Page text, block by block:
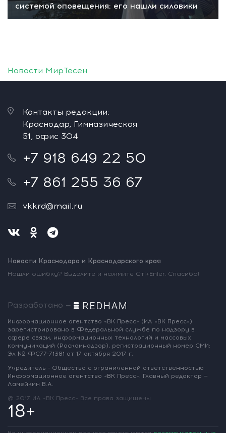
системой оповещения: его нашли силовики
Новости МирТесен
Контакты редакции:
Краснодар, Гимназическая
51, офис 304
+7 918 649 22 50
+7 861 255 36 67
vkkrd@mail.ru
Новости Краснодара и Краснодарского края
Нашли ошибку? Выделите и нажмите Ctrl+Enter. Спасибо!
Разработано —
Информационное агентство «ВК Пресс» (ИА «ВК Пресс»)
зарегистрировано в Федеральной службе по надзору в
сфере связи, информационных технологий и массовых
коммуникаций (Роскомнадзор), регистрационный номер СМИ:
Эл № ФС77-71381 от 17 октября 2017 г.
Учредитель - Общество с ограниченной ответственностью
Информационное агентство «ВК Пресс». Главный редактор —
Ламейкин В.А.
@ 2017 ИА «ВК Пресс» Все права защищены
18+